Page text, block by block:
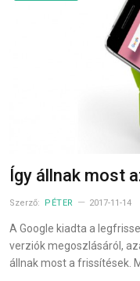
Így állnak most
Szerző: PÉTER 2017-11-14
A Google kiadta a
verziók megoszlásáról,
állnak most a frissítések.